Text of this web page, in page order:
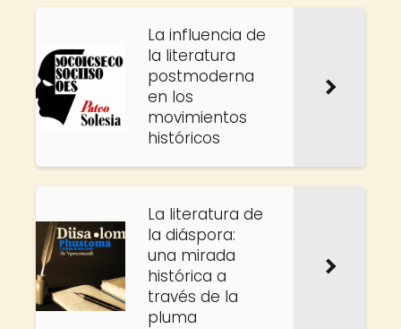
La influencia de
la literatura
postmoderna
en los
movimientos
históricos
La literatura de
la diáspora:
una mirada
histórica a
través de la
pluma